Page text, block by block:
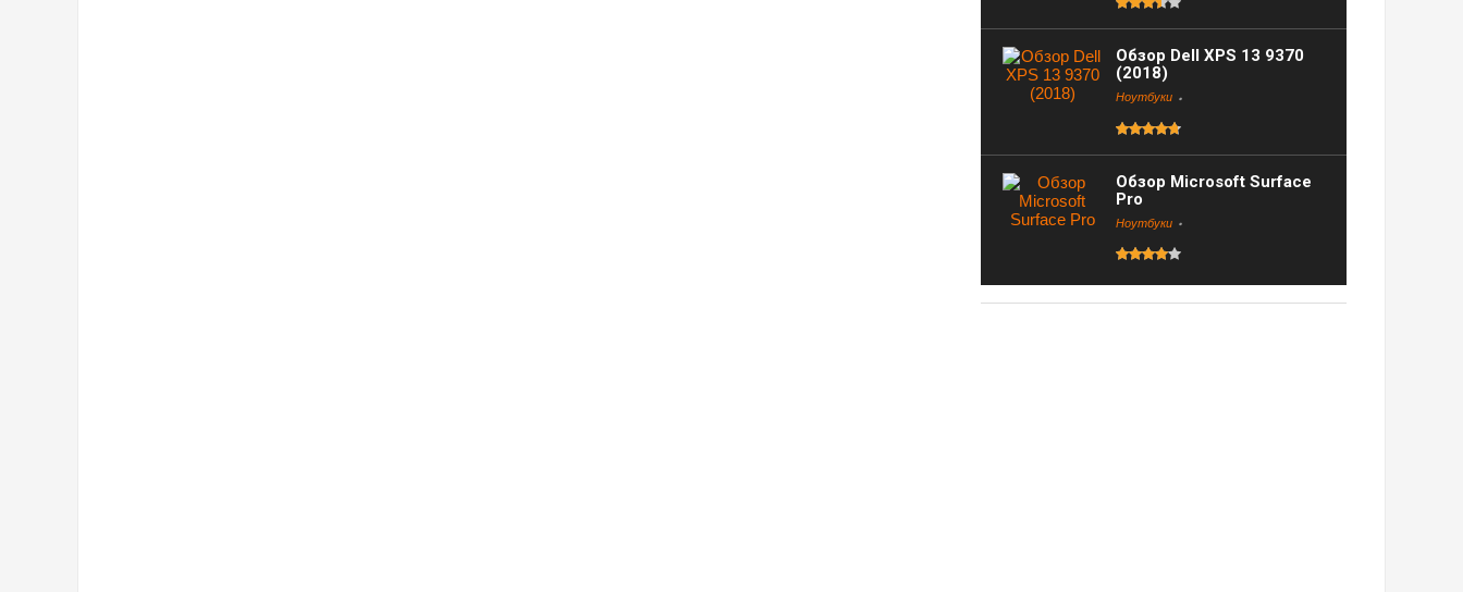
Обзор Dell XPS 13 9370
(2018)
Ноутбуки
Обзор Microsoft Surface
Pro
Ноутбуки